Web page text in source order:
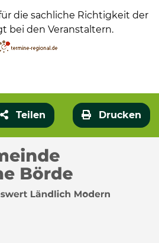
die sachliche Richtigkeit der
bei den Veranstaltern.
Teilen Drucken